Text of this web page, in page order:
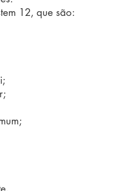
12, que são: